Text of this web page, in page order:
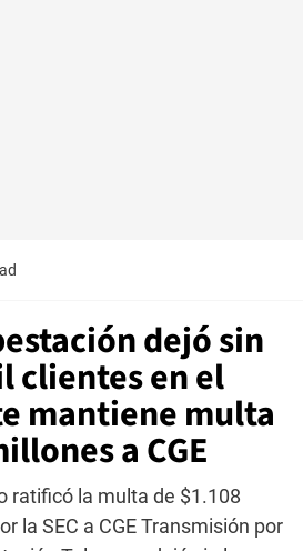
dejó sin
clientes en el
mantiene multa
a CGE
ratificó la multa de $1.108
la SEC a CGE Transmisión por